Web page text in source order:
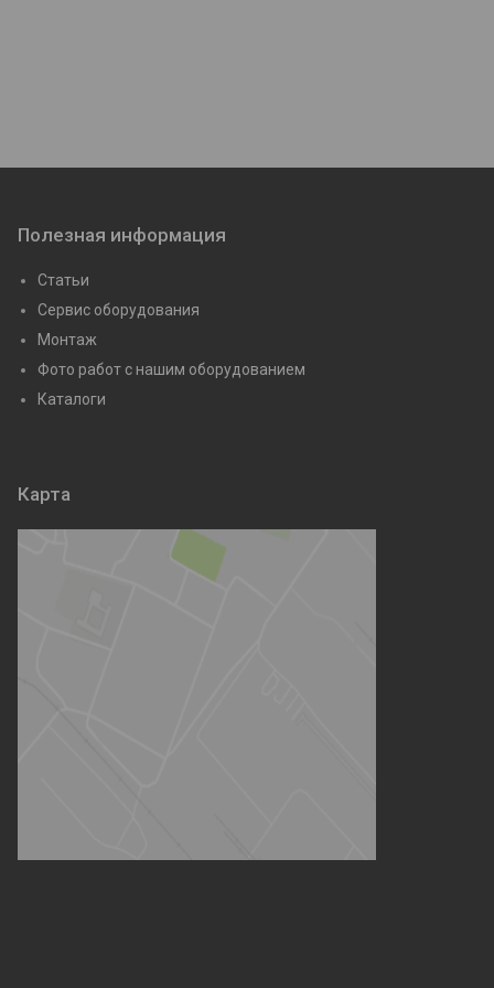
Полезная информация
Статьи
Сервис оборудования
Монтаж
Фото работ с нашим оборудованием
Каталоги
Карта